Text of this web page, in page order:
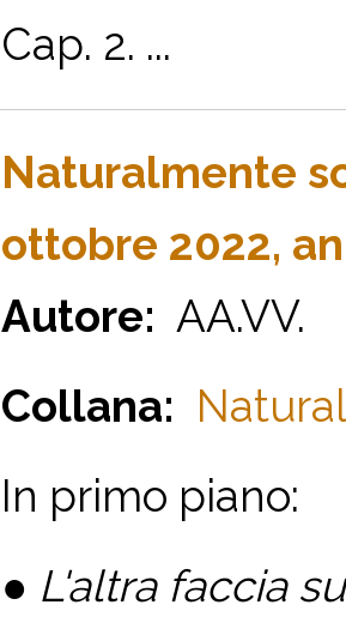
Cap. 2. ...
Naturalmente
ottobre 2022,
Autore: AA.VV.
Collana:
In primo piano:
● L'altra faccia